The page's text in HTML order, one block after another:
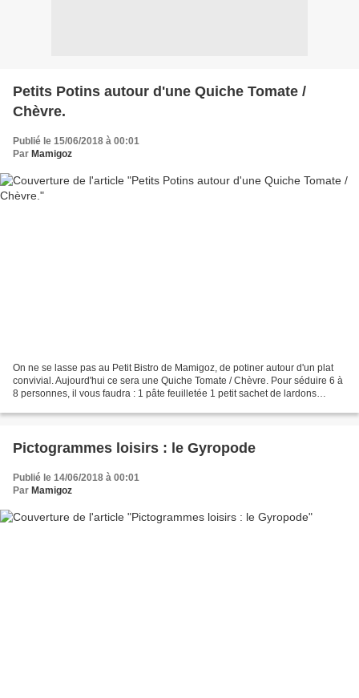
Petits Potins autour d'une Quiche Tomate /
Chèvre.
Publié le 15/06/2018 à 00:01
Par Mamigoz
On ne se lasse pas au Petit Bistro de Mamigoz, de potiner autour d'un plat
convivial. Aujourd'hui ce sera une Quiche Tomate / Chèvre. Pour séduire 6 à
8 personnes, il vous faudra : 1 pâte feuilletée 1 petit sachet de lardons
Pictogrammes loisirs : le Gyropode
Publié le 14/06/2018 à 00:01
Par Mamigoz